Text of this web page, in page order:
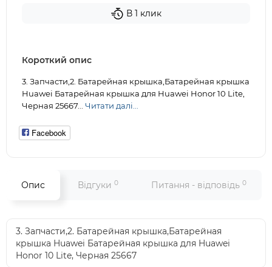
В 1 клик
Короткий опис
3. Запчасти,2. Батарейная крышка,Батарейная крышка
Huawei Батарейная крышка для Huawei Honor 10 Lite,
Черная 25667... Читати далі...
Facebook
Опис Відгуки 0 Питання - відповідь 0
3. Запчасти,2. Батарейная крышка,Батарейная
крышка Huawei Батарейная крышка для Huawei
Honor 10 Lite, Черная 25667